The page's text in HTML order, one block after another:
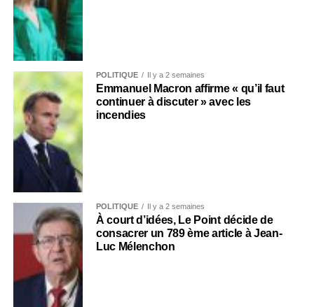
POLITIQUE Il y a 2 semaines
Emmanuel Macron affirme « qu’il faut
continuer à discuter » avec les
incendies
POLITIQUE Il y a 2 semaines
À court d’idées, Le Point décide de
consacrer un 789 ème article à Jean-
Luc Mélenchon